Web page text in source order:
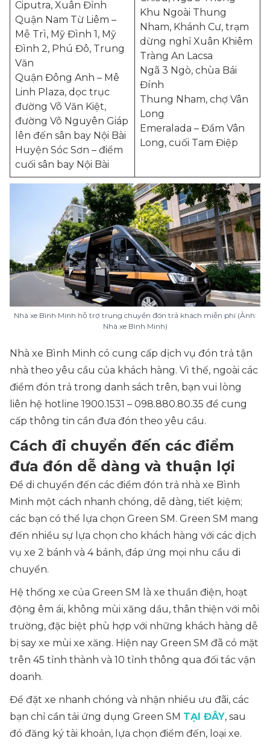
Ciputra, Xuân Đỉnh
Quận Nam Từ Liêm –
Mễ Trì, Mỹ Đình 1, Mỹ
Đình 2, Phú Đô, Trung
Văn
Quận Đông Anh – Mê
Linh Plaza, dọc trục
đường Võ Văn Kiệt,
đường Võ Nguyên Giáp
lên đến sân bay Nội Bài
Huyện Sóc Sơn – điểm
cuối sân bay Nội Bài
Khu Ngoài Thung
Nham, Khánh Cư, trạm
dừng nghỉ Xuân Khiêm
Tràng An Lacsa
Ngã 3 Ngò, chùa Bái
Đính
Thung Nham, chợ Vân
Long
Emeralada – Đầm Vân
Long, cuối Tam Điệp
Nhà xe Bình Minh hỗ trợ trung chuyển đón trả khách miễn phí (Ảnh:
Nhà xe Bình Minh)
Nhà xe Bình Minh có cung cấp dịch vụ đón trả tận
nhà theo yêu cầu của khách hàng. Vì thế, ngoài các
điểm đón trả trong danh sách trên, bạn vui lòng
liên hệ hotline 1900.1531 – 098.880.80.35 để cung
cấp thông tin cần đưa đón theo yêu cầu.
Cách đi chuyển đến các điểm
đưa đón dễ dàng và thuận lợi
Để di chuyển đến các điểm đón trả nhà xe Bình
Minh một cách nhanh chóng, dễ dàng, tiết kiệm;
các bạn có thể lựa chọn Green SM. Green SM mang
đến nhiều sự lựa chọn cho khách hàng với các dịch
vụ xe 2 bánh và 4 bánh, đáp ứng mọi nhu cầu di
chuyển.
Hệ thống xe của Green SM là xe thuần điện, hoạt
động êm ái, không mùi xăng dầu, thân thiện với môi
trường, đặc biệt phù hợp với những khách hàng dễ
bị say xe mùi xe xăng. Hiện nay Green SM đã có mặt
trên 45 tỉnh thành và 10 tỉnh thông qua đối tác vận
doanh.
Để đặt xe nhanh chóng và nhận nhiều ưu đãi, các
bạn chỉ cần tải ứng dụng Green SM TẠI ĐÂY, sau
đó đăng ký tài khoản, lựa chọn điểm đến, loại xe.